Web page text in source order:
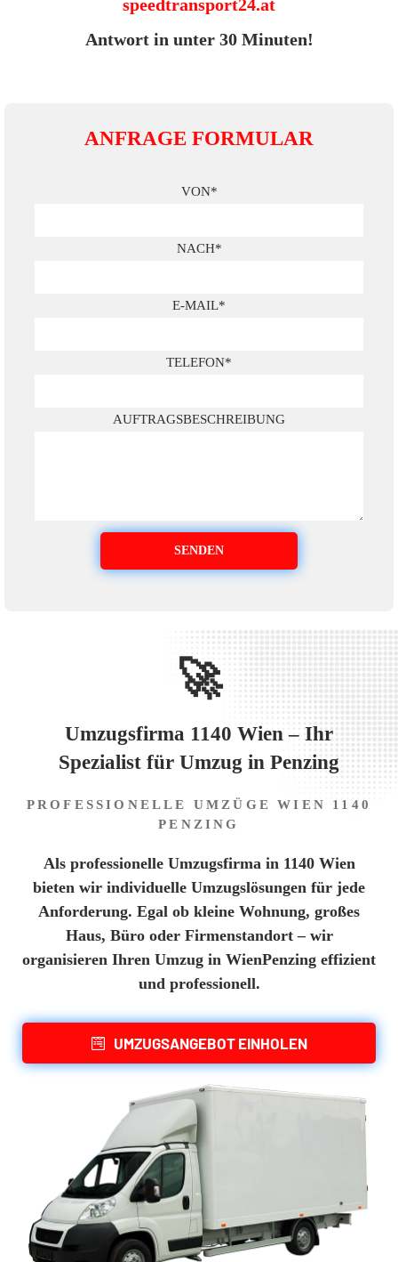
speedtransport24.at
Antwort in unter 30 Minuten!
ANFRAGE FORMULAR
VON*
NACH*
E-MAIL*
TELEFON*
AUFTRAGSBESCHREIBUNG
🚀
Umzugsfirma 1140 Wien – Ihr
Spezialist für Umzug in Penzing
PROFESSIONELLE UMZÜGE WIEN 1140
PENZING
Als professionelle Umzugsfirma in 1140 Wien
bieten wir individuelle Umzugslösungen für jede
Anforderung. Egal ob kleine Wohnung, großes
Haus, Büro oder Firmenstandort – wir
organisieren Ihren Umzug in WienPenzing effizient
und professionell.
UMZUGSANGEBOT EINHOLEN